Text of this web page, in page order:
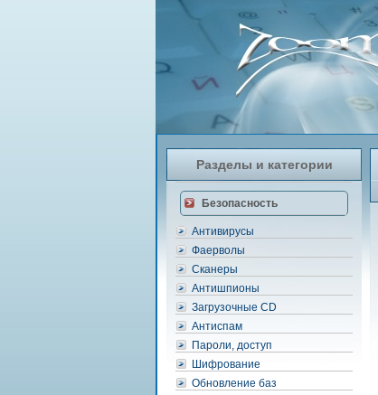
Разделы и категории
Безопасность
Антивирусы
Фаерволы
Сканеры
Антишпионы
Загрузочные CD
Антиспам
Пароли, доступ
Шифрование
Обновление баз